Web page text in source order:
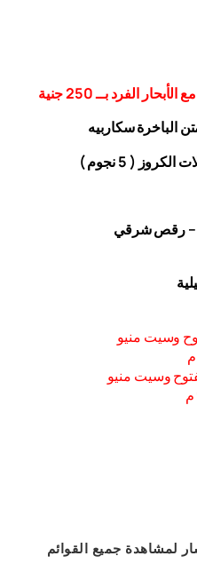
الفرد بــ 250 جنية
الباخرةسكاربيه
( 5 نجوم )
– رقص شرقي
وسيت منيو
وسيت منيو
لمشاهدة جميع القوائم